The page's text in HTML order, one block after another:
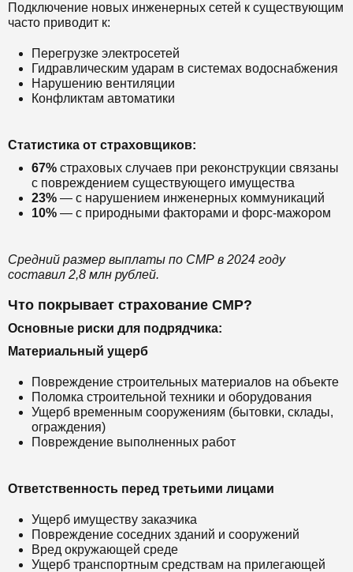
Подключение новых инженерных сетей к существующим
часто приводит к:
Перегрузке электросетей
Гидравлическим ударам в системах водоснабжения
Нарушению вентиляции
Конфликтам автоматики
Статистика от страховщиков:
67% страховых случаев при реконструкции связаны
с повреждением существующего имущества
23% — с нарушением инженерных коммуникаций
10% — с природными факторами и форс-мажором
Средний размер выплаты по СМР в 2024 году
составил 2,8 млн рублей.
Что покрывает страхование СМР?
Основные риски для подрядчика:
Материальный ущерб
Повреждение строительных материалов на объекте
Поломка строительной техники и оборудования
Ущерб временным сооружениям (бытовки, склады,
ограждения)
Повреждение выполненных работ
Ответственность перед третьими лицами
Ущерб имуществу заказчика
Повреждение соседних зданий и сооружений
Вред окружающей среде
Ущерб транспортным средствам на прилегающей